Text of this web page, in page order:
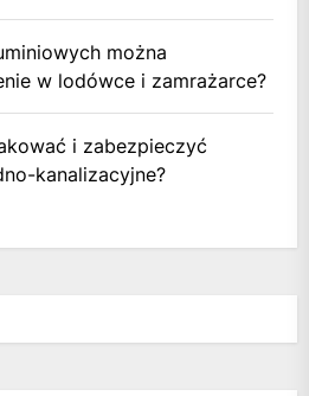
można
w lodówce i zamrażarce?
i zabezpieczyć
kanalizacyjne?